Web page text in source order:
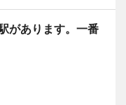
があります。一番